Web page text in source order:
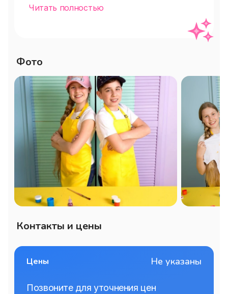
на 23 февраля и 8 марта.
Творческие, кулинарные и бьюти
варианты.
Более 300 мастер-классов на любой
вкус.
Поможем с выбором.
Постоянно добавляем что-то новое.
Читать полностью
Фото
Контакты и цены
Цены Не указаны
Позвоните для уточнения цен